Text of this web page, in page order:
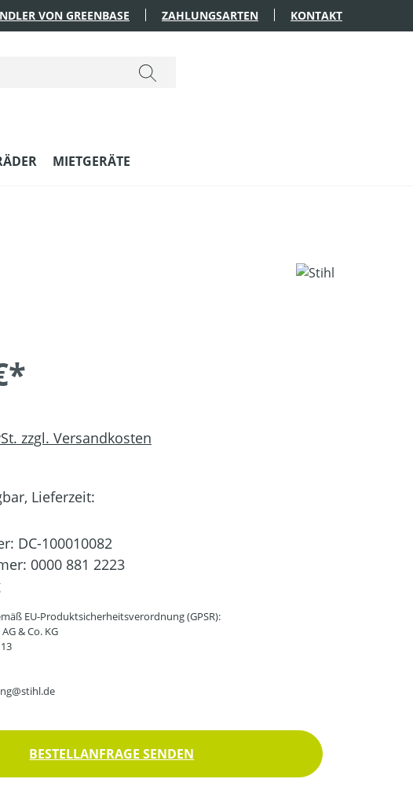
VON GREENBASE ZAHLUNGSARTEN KONTAKT
MIETGERÄTE
zzgl. Versandkosten
Lieferzeit:
DC-100010082
0000 881 2223
EU-Produktsicherheitsverordnung (GPSR):
& Co. KG
BESTELLANFRAGE SENDEN